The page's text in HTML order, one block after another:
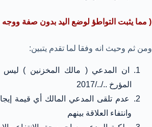
( مما يثبت التواطؤ لوضع اليد بدون صفة
ومن ثم وحيث انه وفقا لما تقدم يتبين:
ان المدعي ( مالك المخزنين ) ليس
المؤرخ ../../2017
عدم تلقى المدعي المالك أي قيمة
وانتفاء العلاقة بينهم